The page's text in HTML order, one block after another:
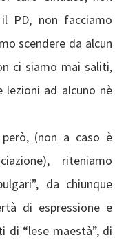
PD, non facciamo
scendere da alcun
ci siamo mai saliti,
ad alcuno nè
(non a caso è
riteniamo
da chiunque
di espressione e
di “lese maestà”, di